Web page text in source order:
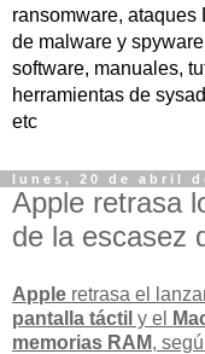
ransomware, ataques
de malware y
software, manuales,
herramientas de
etc
lunes, 20 de abril
Apple retrasa
de la escasez
Apple retrasa el
pantalla táctil y el
memorias RAM,